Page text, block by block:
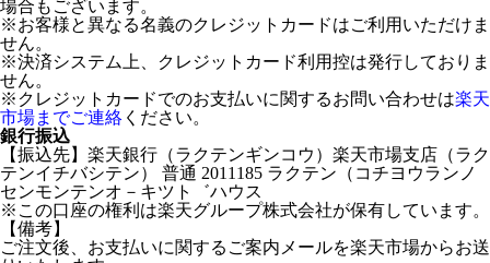
場合もございます。
※お客様と異なる名義のクレジットカードはご利用いただけま
せん。
※決済システム上、クレジットカード利用控は発行しておりま
せん。
※クレジットカードでのお支払いに関するお問い合わせは楽天
市場までご連絡 ください。
銀行振込
【振込先】楽天銀行（ラクテンギンコウ）楽天市場支店（ラク
テンイチバシテン） 普通 2011185 ラクテン（コチヨウランノ
センモンテンオ－キツト゛ハウス
※この口座の権利は楽天グループ株式会社が保有しています。
【備考】
ご注文後、お支払いに関するご案内メールを楽天市場からお送